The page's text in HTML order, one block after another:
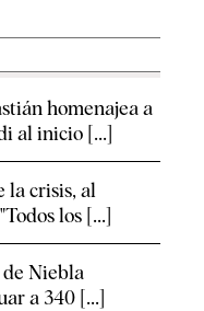
homenajea a
al inicio [...]
la crisis, al
los [...]
Niebla
a 340 [...]